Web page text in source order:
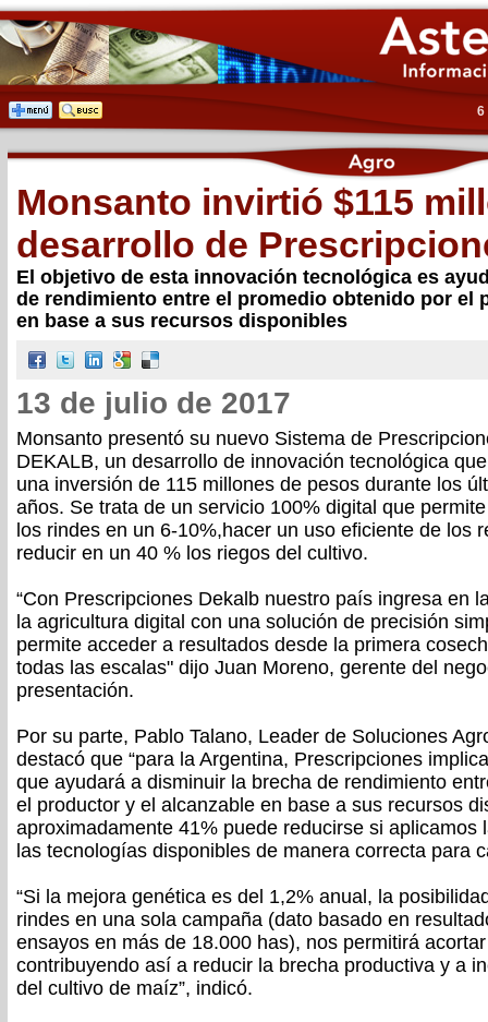
6
Monsanto invirtió $115
desarrollo de
El objetivo de esta innovación tecnológica es
de rendimiento entre el promedio obtenido por el
en base a sus recursos disponibles
13 de julio de 2017
Monsanto presentó su nuevo Sistema de
DEKALB, un desarrollo de innovación tecnológica
una inversión de 115 millones de pesos durante los
años. Se trata de un servicio 100% digital que
los rindes en un 6-10%,hacer un uso eficiente de los
reducir en un 40 % los riegos del cultivo.
“Con Prescripciones Dekalb nuestro país ingresa en
la agricultura digital con una solución de precisión
permite acceder a resultados desde la primera
todas las escalas" dijo Juan Moreno, gerente del
presentación.
Por su parte, Pablo Talano, Leader de Soluciones
destacó que “para la Argentina, Prescripciones
que ayudará a disminuir la brecha de rendimiento
el productor y el alcanzable en base a sus recursos
aproximadamente 41% puede reducirse si aplicamos
las tecnologías disponibles de manera correcta para
“Si la mejora genética es del 1,2% anual, la
rindes en una sola campaña (dato basado en
ensayos en más de 18.000 has), nos permitirá
contribuyendo así a reducir la brecha productiva y a
del cultivo de maíz”, indicó.